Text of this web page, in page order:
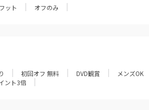
フット オフのみ
初回オフ 無料 DVD観賞 メンズOK
ント3倍